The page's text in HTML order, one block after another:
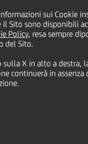
sui Cookie
il Sito sono disponibili
Policy, resa sempre
del Sito.
sulla X in alto a destra,
continuerà in assenza